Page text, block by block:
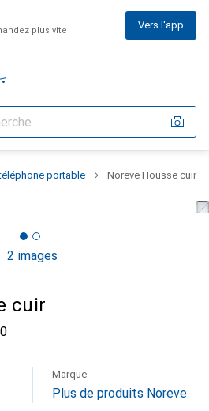
plus vite Vers l'app
portable Noreve Housse cuir
2 images
cuir
Marque
Plus de produits Noreve